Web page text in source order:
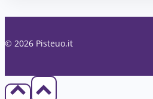
© 2026 Pisteuo.it